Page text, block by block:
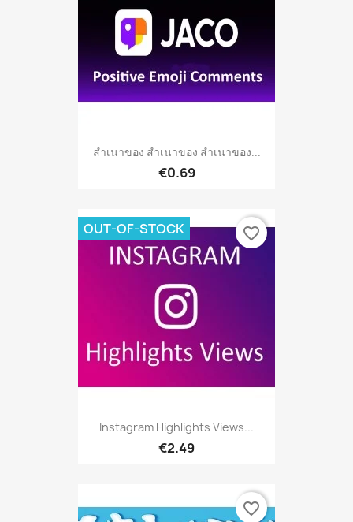
สำเนาของ สำเนาของ สำเนาของ...
€0.69
Instagram Highlights Views...
€2.49
OUT-OF-STOCK favorite_border
favorite_border